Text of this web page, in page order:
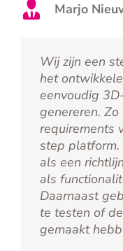
Marjo
Wij zijn een
het
eenvoudig
genereren.
requirements
step platform.
als een
als
Daarnaast
te testen of
gemaakt